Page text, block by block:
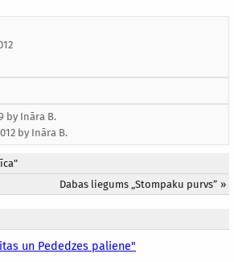
by Ināra B.
by Ināra B.
Dabas liegums „Stompaku purvs” »
un Pededzes paliene"